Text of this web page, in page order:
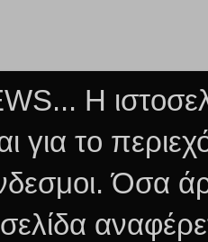
Η
για το
Όσα